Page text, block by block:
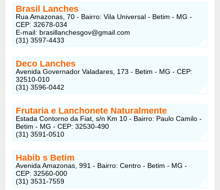
Brasil Lanches
Rua Amazonas, 70 - Bairro: Vila Universal - Betim - MG -
CEP: 32678-034
E-mail: brasillanchesgov@gmail.com
(31) 3597-4433
Deco Lanches
Avenida Governador Valadares, 173 - Betim - MG - CEP:
32510-010
(31) 3596-0442
Frutaria e Lanchonete Naturalmente
Estada Contorno da Fiat, s/n Km 10 - Bairro: Paulo Camilo -
Betim - MG - CEP: 32530-490
(31) 3591-0510
Habib s Betim
Avenida Amazonas, 991 - Bairro: Centro - Betim - MG -
CEP: 32560-000
(31) 3531-7559